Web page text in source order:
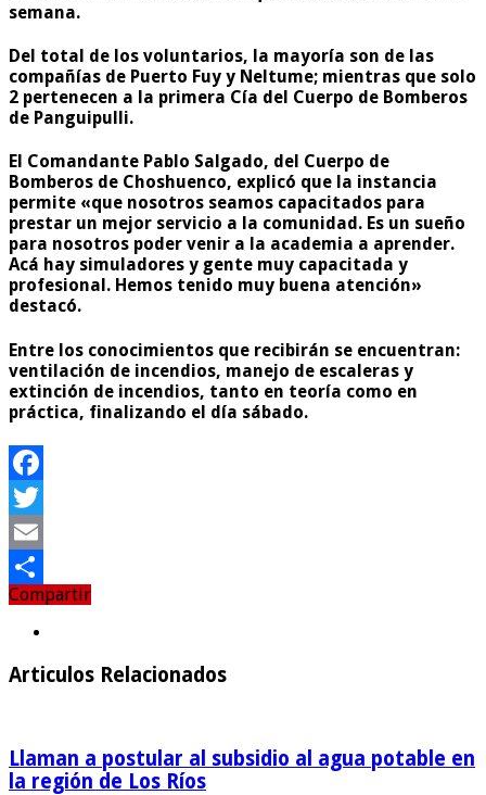
semana.
Del total de los voluntarios, la mayoría son de las
compañías de Puerto Fuy y Neltume; mientras que solo
2 pertenecen a la primera Cía del Cuerpo de Bomberos
de Panguipulli.
El Comandante Pablo Salgado, del Cuerpo de
Bomberos de Choshuenco, explicó que la instancia
permite «que nosotros seamos capacitados para
prestar un mejor servicio a la comunidad. Es un sueño
para nosotros poder venir a la academia a aprender.
Acá hay simuladores y gente muy capacitada y
profesional. Hemos tenido muy buena atención»
destacó.
Entre los conocimientos que recibirán se encuentran:
ventilación de incendios, manejo de escaleras y
extinción de incendios, tanto en teoría como en
práctica, finalizando el día sábado.
Facebook
Twitter
Email
Compartir
Compartir
Articulos Relacionados
Llaman a postular al subsidio al agua potable en
la región de Los Ríos